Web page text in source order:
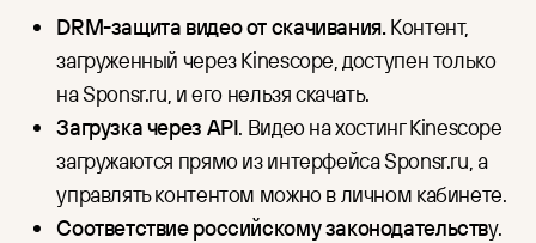
DRM-защита видео от скачивания.Контент,
загруженный через Kinescope, доступен только
на Sponsr.ru, и его нельзя скачать.
Загрузка через API. Видео на хостинг Kinescope
загружаются прямо из интерфейса Sponsr.ru, а
управлять контентом можно в личном кабинете.
Соответствие российскому законодательству.